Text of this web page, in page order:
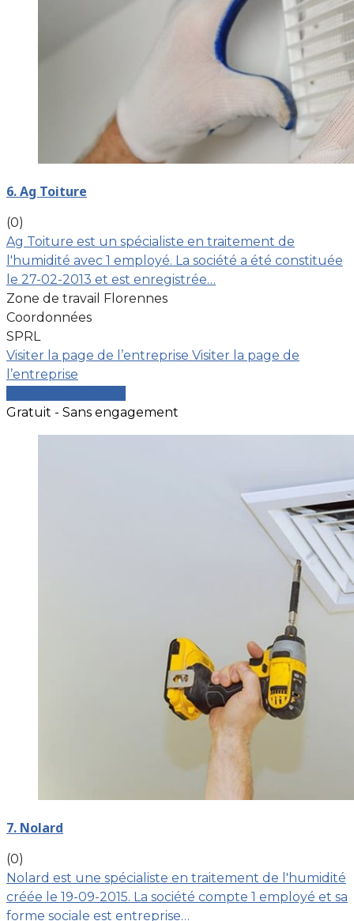
6. Ag Toiture
(0)
Ag Toiture est un spécialiste en traitement de
l'humidité avec 1 employé. La société a été constituée
le 27-02-2013 et est enregistrée…
Zone de travail Florennes
Coordonnées
SPRL
Visiter la page de l’entreprise Visiter la page de
l’entreprise
Gratuit - Sans engagement
7. Nolard
(0)
Nolard est une spécialiste en traitement de l'humidité
créée le 19-09-2015. La société compte 1 employé et sa
forme sociale est entreprise…